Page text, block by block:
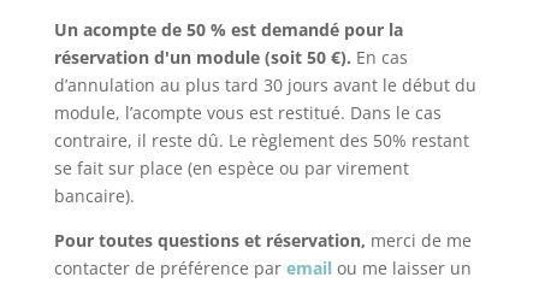
Un acompte de 50 % est demandé pour la
réservation d'un module (soit 50 €). En cas
d’annulation au plus tard 30 jours avant le début du
module, l’acompte vous est restitué. Dans le cas
contraire, il reste dû. Le règlement des 50% restant
se fait sur place (en espèce ou par virement
bancaire).
Pour toutes questions et réservation, merci de me
contacter de préférence par email ou me laisser un